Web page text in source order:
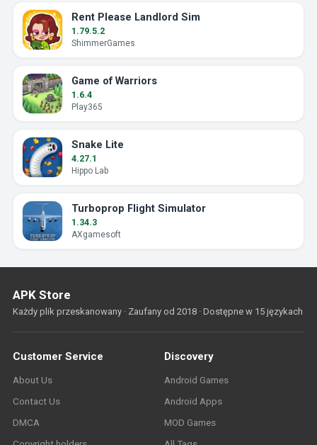
Rent Please Landlord Sim
1.79.5.2
ShimmerGames
Game of Warriors
1.6.4
Play365
Snake Lite
4.27.1
Hippo Lab
Turboprop Flight Simulator
1.34.3
AXgamesoft
APK Store
Każdy plik przeskanowany · Zaufany od 2018 · Dostępne w 15 językach
Customer Service
About Us
Contact Us
DMCA
Discovery
Android Games
Android Apps
MOD Games